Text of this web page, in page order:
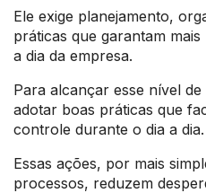
Ele exige planejamento,
práticas que garantam
a dia da empresa.
Para alcançar esse nível
adotar boas práticas que
controle durante o dia a dia.
Essas ações, por mais
processos, reduzem